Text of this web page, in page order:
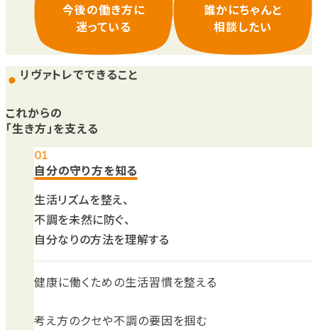
今後の働き方に
迷っている
誰かにちゃんと
相談したい
リヴァトレでできること
これからの
「生き方」を支える
自分の守り方を知る
生活リズムを整え、
不調を未然に防ぐ、
自分なりの方法を理解する
健康に働くための生活習慣を整える
考え方のクセや不調の要因を掴む